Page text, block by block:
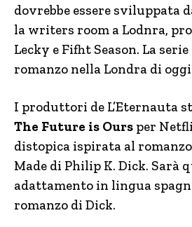
dovrebbe essere sviluppata
la writers room a Lodnra,
Lecky e Fifht Season. La
romanzo nella Londra di
I produttori de L’Eternauta
The Future is Ours per
distopica ispirata al
Made di Philip K. Dick. Sarà
adattamento in lingua
romanzo di Dick.